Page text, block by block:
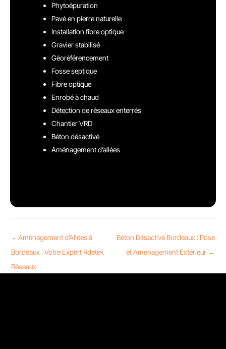
Phytoépuration
Pavé en pierre naturelle
Installation fibre optique
Gravier stabilisé
Géoréférencement
Fosse septique
Fibre optique
Enrobé à chaud
Détection de réseaux enterrés
Chantier VRD
Béton désactivé
Aménagement d’allées
←Aménagement d’Allées à
Bordeaux : Votre Expert Rdetek
Réseaux
Béton Désactivé Bordeaux : Pose
et Aménagement Extérieur →